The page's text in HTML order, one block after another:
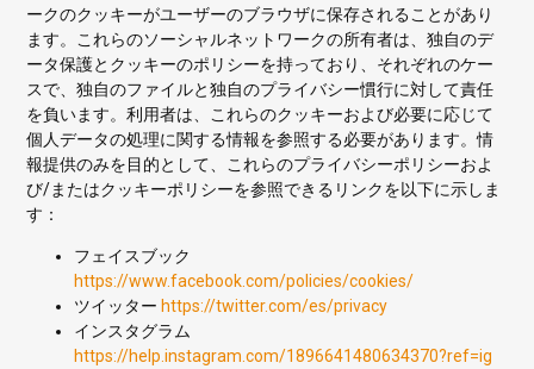
ークのクッキーがユーザーのブラウザに保存されることがあり
ます。これらのソーシャルネットワークの所有者は、独自のデ
ータ保護とクッキーのポリシーを持っており、それぞれのケー
スで、独自のファイルと独自のプライバシー慣行に対して責任
を負います。利用者は、これらのクッキーおよび必要に応じて
個人データの処理に関する情報を参照する必要があります。情
報提供のみを目的として、これらのプライバシーポリシーおよ
び/またはクッキーポリシーを参照できるリンクを以下に示しま
す：
フェイスブック
https://www.facebook.com/policies/cookies/
ツイッター https://twitter.com/es/privacy
インスタグラム
https://help.instagram.com/1896641480634370?ref=ig